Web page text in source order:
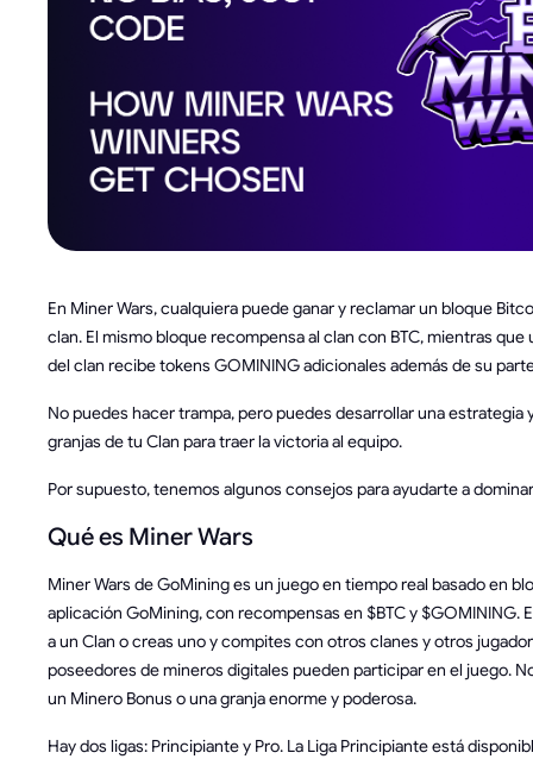
En Miner Wars, cualquiera puede ganar y reclamar un bloque
clan. El mismo bloque recompensa al clan con BTC, mientras
del clan recibe tokens GOMINING adicionales además de su
No puedes hacer trampa, pero puedes desarrollar una estrategia
granjas de tu Clan para traer la victoria al equipo.
Por supuesto, tenemos algunos consejos para ayudarte a
Qué es Miner Wars
Miner Wars de GoMining es un juego en tiempo real basado en
aplicación GoMining, con recompensas en $BTC y $GOMINING.
a un Clan o creas uno y compites con otros clanes y otros
poseedores de mineros digitales pueden participar en el juego.
un Minero Bonus o una granja enorme y poderosa.
Hay dos ligas: Principiante y Pro. La Liga Principiante está